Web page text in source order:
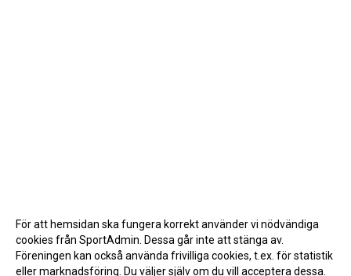
För att hemsidan ska fungera korrekt använder vi nödvändiga
cookies från SportAdmin. Dessa går inte att stänga av.
Föreningen kan också använda frivilliga cookies, t.ex. för statistik
eller marknadsföring. Du väljer själv om du vill acceptera dessa.